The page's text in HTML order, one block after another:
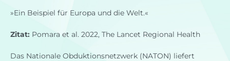
»Ein Beispiel für Europa und die Welt.«
Zitat: Pomara et al. 2022, The Lancet Regional Health
Das Nationale Obduktionsnetzwerk (NATON) liefert